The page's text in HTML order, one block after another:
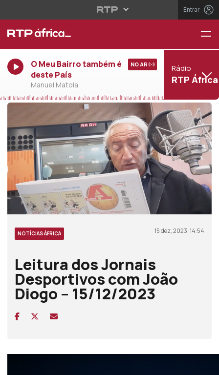
Entrar
O Meu Bairro também é
deste País
Manuel Matola
NO AR Rádio
RTP África
NOTÍCIAS ÁFRICA 15 dez, 2023, 14:54
Leitura dos Jornais
Desportivos com João
Diogo – 15/12/2023